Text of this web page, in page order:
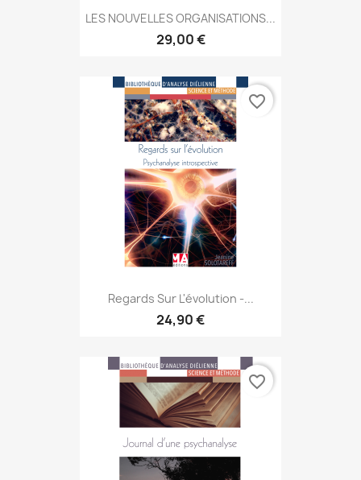
LES NOUVELLES ORGANISATIONS...
29,00 €
Regards Sur L'évolution -...
24,90 €
favorite_border
favorite_border